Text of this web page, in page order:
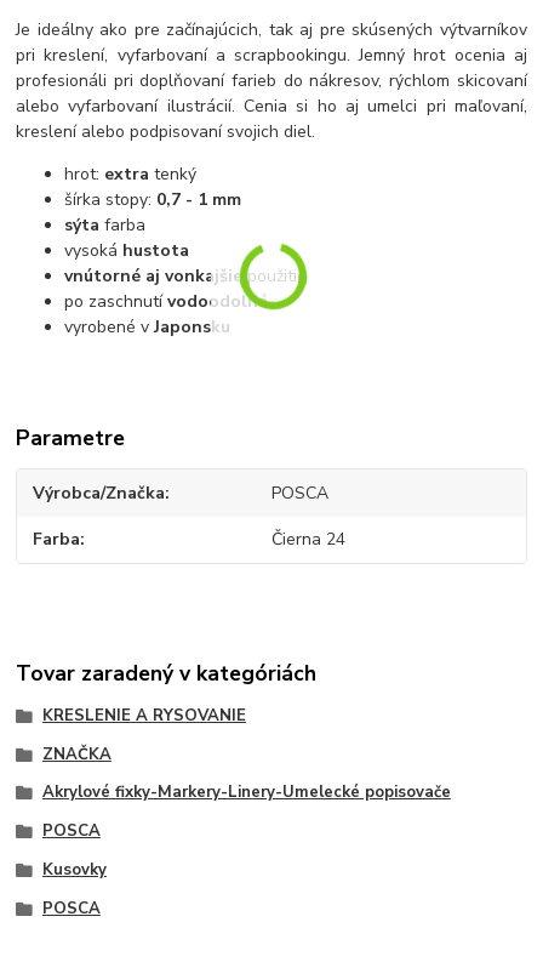
Je ideálny ako pre začínajúcich, tak aj pre skúsených výtvarníkov
pri kreslení, vyfarbovaní a scrapbookingu. Jemný hrot ocenia aj
profesionáli pri doplňovaní farieb do nákresov, rýchlom skicovaní
alebo vyfarbovaní ilustrácií. Cenia si ho aj umelci pri maľovaní,
kreslení alebo podpisovaní svojich diel.
hrot: extratenký
šírka stopy: 0,7 - 1 mm
sýtafarba
vysoká hustota
vnútorné aj vonkajšiepoužitie
po zaschnutívodoodolná
vyrobené vJaponsku
Parametre
Výrobca/Značka POSCA
Farba Čierna 24
Tovar zaradený v kategóriách
KRESLENIE A RYSOVANIE
ZNAČKA
Akrylové fixky-Markery-Linery-Umelecké popisovače
POSCA
Kusovky
POSCA